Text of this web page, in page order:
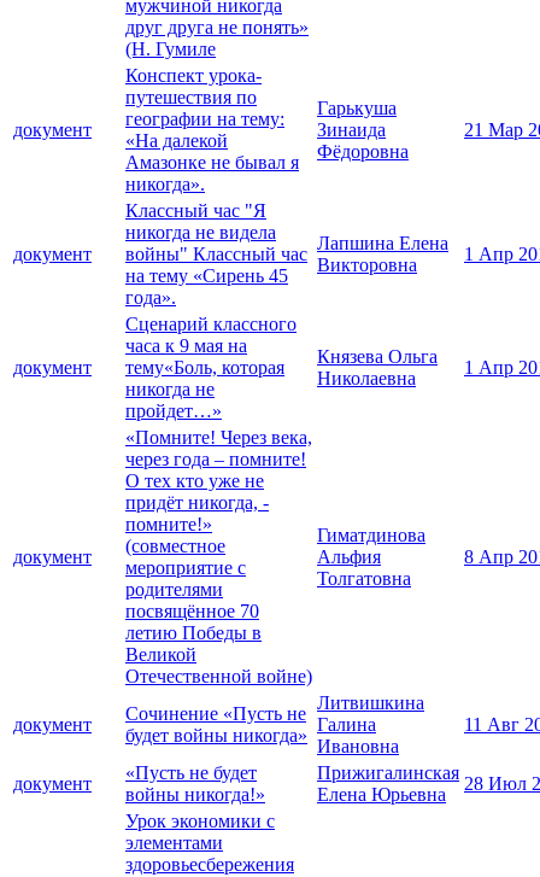
мужчиной никогда
друг друга не понять»
(Н. Гумиле
документ
Конспект урока-
путешествия по
географии на тему:
«На далекой
Амазонке не бывал я
никогда».
Гарькуша
Зинаида
Фёдоровна
21 Мар
документ
Классный час "Я
никогда не видела
войны" Классный час
на тему «Сирень 45
года».
Лапшина Елена
Викторовна
1 Апр
документ
Сценарий классного
часа к 9 мая на
тему«Боль, которая
никогда не
пройдет…»
Князева Ольга
Николаевна
1 Апр
документ
«Помните! Через века,
через года – помните!
О тех кто уже не
придёт никогда, -
помните!»
(совместное
мероприятие с
родителями
посвящённое 70
летию Победы в
Великой
Отечественной войне)
Гиматдинова
Альфия
Толгатовна
8 Апр
документ
Сочинение «Пусть не
будет войны никогда»
Литвишкина
Галина
Ивановна
11 Авг
документ
«Пусть не будет
войны никогда!»
Прижигалинская
Елена Юрьевна
28 Июл
Урок экономики с
элементами
здоровьесбережения